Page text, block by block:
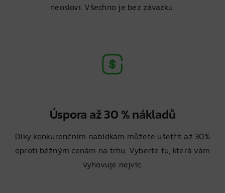
neosloví. Všechno je bez závazku.
Úspora až 30 % nákladů
Díky konkurenčním nabídkám můžete ušetřit až 30%
oproti běžným cenám na trhu. Vyberte tu, která vám
vyhovuje nejvíc.